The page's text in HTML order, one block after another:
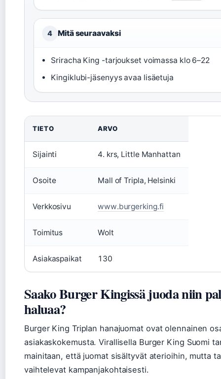
4 Mitä seuraavaksi
Sriracha King -tarjoukset voimassa klo 6–22
Kingiklubi-jäsenyys avaa lisäetuja
TIETO ARVO
Sijainti 4. krs, Little Manhattan
Osoite Mall of Tripla, Helsinki
Verkkosivu www.burgerking.fi
Toimitus Wolt
Asiakaspaikat 130
Saako Burger Kingissä juoda niin
haluaa?
Burger King Triplan hanajuomat ovat olennainen
asiakaskokemusta. Virallisella Burger King Suomi
mainitaan, että juomat sisältyvät aterioihin, mutta
vaihtelevat kampanjakohtaisesti.